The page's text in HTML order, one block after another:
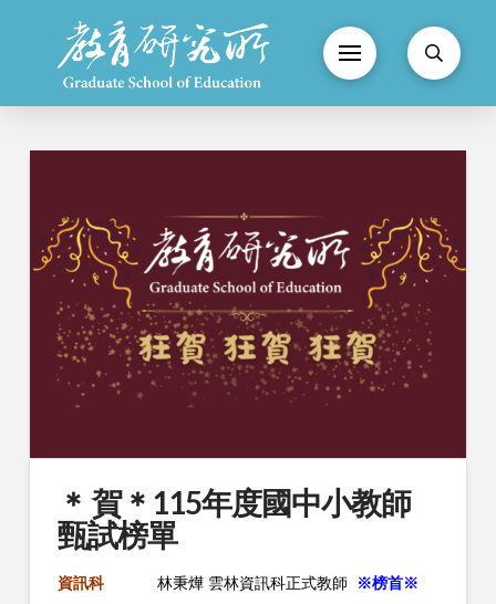
＊ 賀＊115年度國中小教師
甄試榜單
資訊科 林秉燁 雲林資訊科正式教師 ※榜首※